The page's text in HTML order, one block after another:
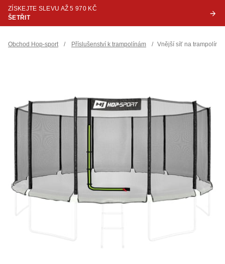
ZÍSKEJTE SLEVU AŽ 5 970 KČ
ŠETŘIT
Obchod Hop-sport / Příslušenství k trampolínám / Vnější síť na trampolínu